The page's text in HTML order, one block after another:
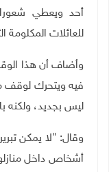
أحد ويعطي شعورا
للعائلات المكلومة
وأضاف أن هذا
فيه ويتحرك لوقف
ليس بجديد،
وقال: "لا يمكن
أشخاص داخل